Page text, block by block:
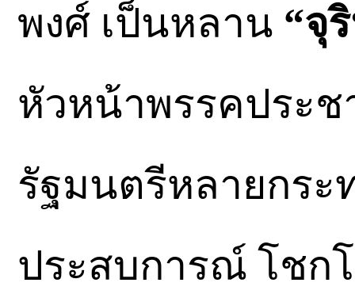
พงศ์ เป็นหลาน “จุ
หัวหน้าพรรคประช
รัฐมนตรีหลายกระ
ประสบการณ์ โชก